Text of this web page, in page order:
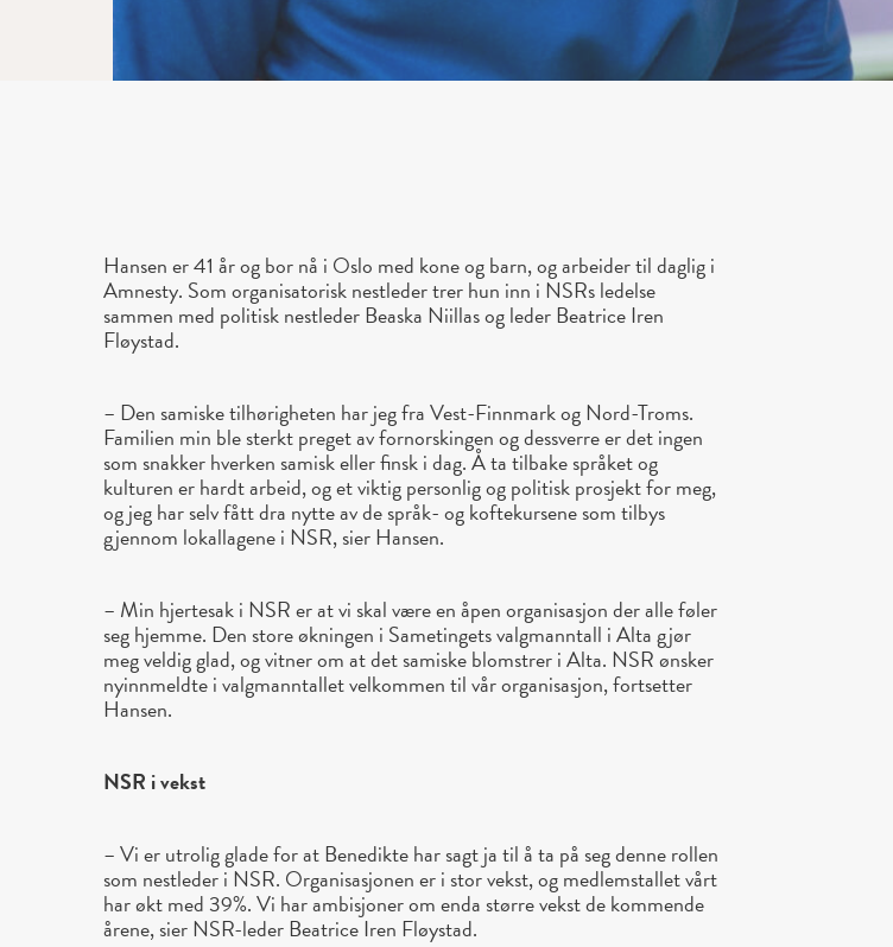
Hansen er 41 år og bor nå i Oslo med kone og barn, og arbeider til daglig i
Amnesty. Som organisatorisk nestleder trer hun inn i NSRs ledelse
sammen med politisk nestleder Beaska Niillas og leder Beatrice Iren
Fløystad.
– Den samiske tilhørigheten har jeg fra Vest-Finnmark og Nord-Troms.
Familien min ble sterkt preget av fornorskingen og dessverre er det ingen
som snakker hverken samisk eller finsk i dag. Å ta tilbake språket og
kulturen er hardt arbeid, og et viktig personlig og politisk prosjekt for meg,
og jeg har selv fått dra nytte av de språk- og koftekursene som tilbys
gjennom lokallagene i NSR, sier Hansen.
– Min hjertesak i NSR er at vi skal være en åpen organisasjon der alle føler
seg hjemme. Den store økningen i Sametingets valgmanntall i Alta gjør
meg veldig glad, og vitner om at det samiske blomstrer i Alta. NSR ønsker
nyinnmeldte i valgmanntallet velkommen til vår organisasjon, fortsetter
Hansen.
NSR i vekst
– Vi er utrolig glade for at Benedikte har sagt ja til å ta på seg denne rollen
som nestleder i NSR. Organisasjonen er i stor vekst, og medlemstallet vårt
har økt med 39%. Vi har ambisjoner om enda større vekst de kommende
årene, sier NSR-leder Beatrice Iren Fløystad.